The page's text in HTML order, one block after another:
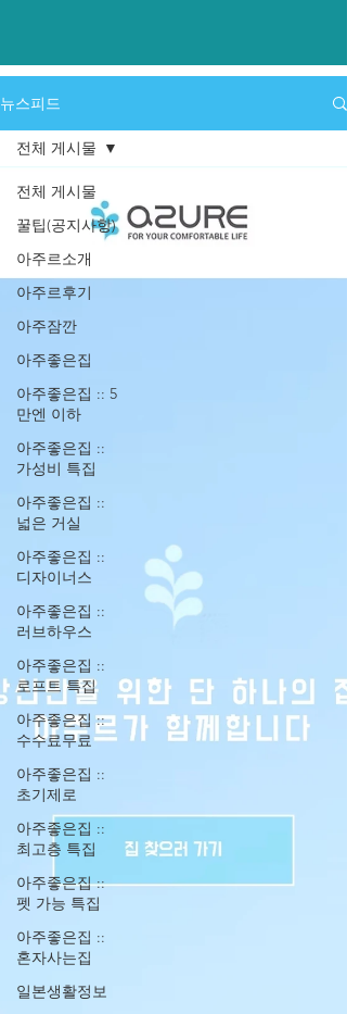
​뉴스피드
전체 게시물
꿀팁(공지사항)
아주르소개
아주르후기
아주잠깐
아주좋은집
아주좋은집 :: 5
만엔 이하
아주좋은집 ::
가성비 특집
아주좋은집 ::
넓은 거실
아주좋은집 ::
디자이너스
아주좋은집 ::
러브하우스
아주좋은집 ::
로프트 특집
아주좋은집 ::
수수료무료
아주좋은집 ::
초기제로
아주좋은집 ::
최고층 특집
아주좋은집 ::
펫 가능 특집
아주좋은집 ::
혼자사는집
일본생활정보
전체 게시물